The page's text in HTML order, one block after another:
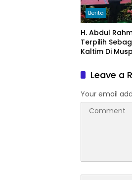
Berita
H. Abdul
Terpilih
Kaltim Di
Leave a
Your email